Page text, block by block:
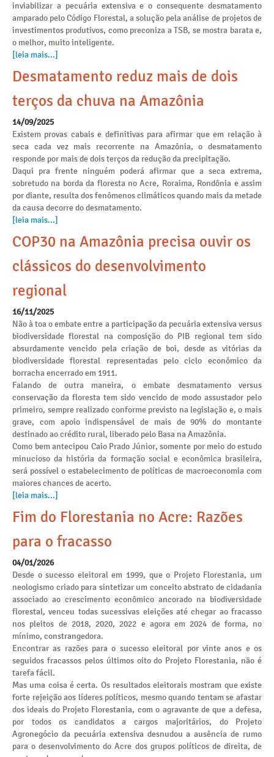
inviabilizar a pecuária extensiva e o consequente desmatamento
amparado pelo Código Florestal, a solução pela análise de projetos de
investimentos produtivos, como preconiza a TSB, se mostra barata e,
o melhor, muito inteligente.
[leia mais...]
Desmatamento reduz mais de dois
terços da chuva na Amazônia
14/09/2025
Existem provas cabais e definitivas para afirmar que em relação à
seca cada vez mais recorrente na Amazônia, o desmatamento
responde por mais de dois terços da redução da precipitação.
Daqui pra frente ninguém poderá afirmar que a seca extrema,
sobretudo na borda da floresta no Acre, Roraima, Rondônia e assim
por diante, resulta dos fenômenos climáticos quando mais da metade
da causa decorre do desmatamento.
[leia mais...]
COP30 na Amazônia precisa ouvir os
clássicos do desenvolvimento
regional
16/11/2025
Não à toa o embate entre a participação da pecuária extensiva versus
biodiversidade florestal na composição do PIB regional tem sido
absurdamente vencido pela criação de boi, desde as vitórias da
biodiversidade florestal representadas pelo ciclo econômico da
borracha encerrado em 1911.
Falando de outra maneira, o embate desmatamento versus
conservação da floresta tem sido vencido de modo assustador pelo
primeiro, sempre realizado conforme previsto na legislação e, o mais
grave, com apoio indispensável de mais de 90% do montante
destinado ao crédito rural, liberado pelo Basa na Amazônia.
Como bem antecipou Caio Prado Júnior, somente por meio do estudo
minucioso da história da formação social e econômica brasileira,
será possível o estabelecimento de políticas de macroeconomia com
maiores chances de acerto.
[leia mais...]
Fim do Florestania no Acre: Razões
para o fracasso
04/01/2026
Desde o sucesso eleitoral em 1999, que o Projeto Florestania, um
neologismo criado para sintetizar um conceito abstrato de cidadania
associado ao crescimento econômico ancorado na biodiversidade
florestal, venceu todas sucessivas eleições até chegar ao fracasso
nos pleitos de 2018, 2020, 2022 e agora em 2024 de forma, no
mínimo, constrangedora.
Encontrar as razões para o sucesso eleitoral por vinte anos e os
seguidos fracassos pelos últimos oito do Projeto Florestania, não é
tarefa fácil.
Mas uma coisa é certa. Os resultados eleitorais mostram que existe
forte rejeição aos líderes políticos, mesmo quando tentam se afastar
dos ideais do Projeto Florestania, com o agravante de que a defesa,
por todos os candidatos a cargos majoritários, do Projeto
Agronegócio da pecuária extensiva desnudou a ausência de rumo
para o desenvolvimento do Acre dos grupos políticos de direita, de